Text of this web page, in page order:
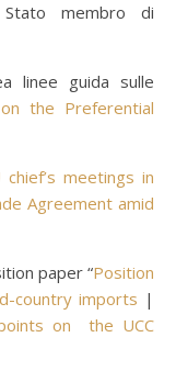
Stato membro di
linee guida sulle
the Preferential
chief’s meetings in
Agreement amid
paper “Position
country imports |
on the UCC